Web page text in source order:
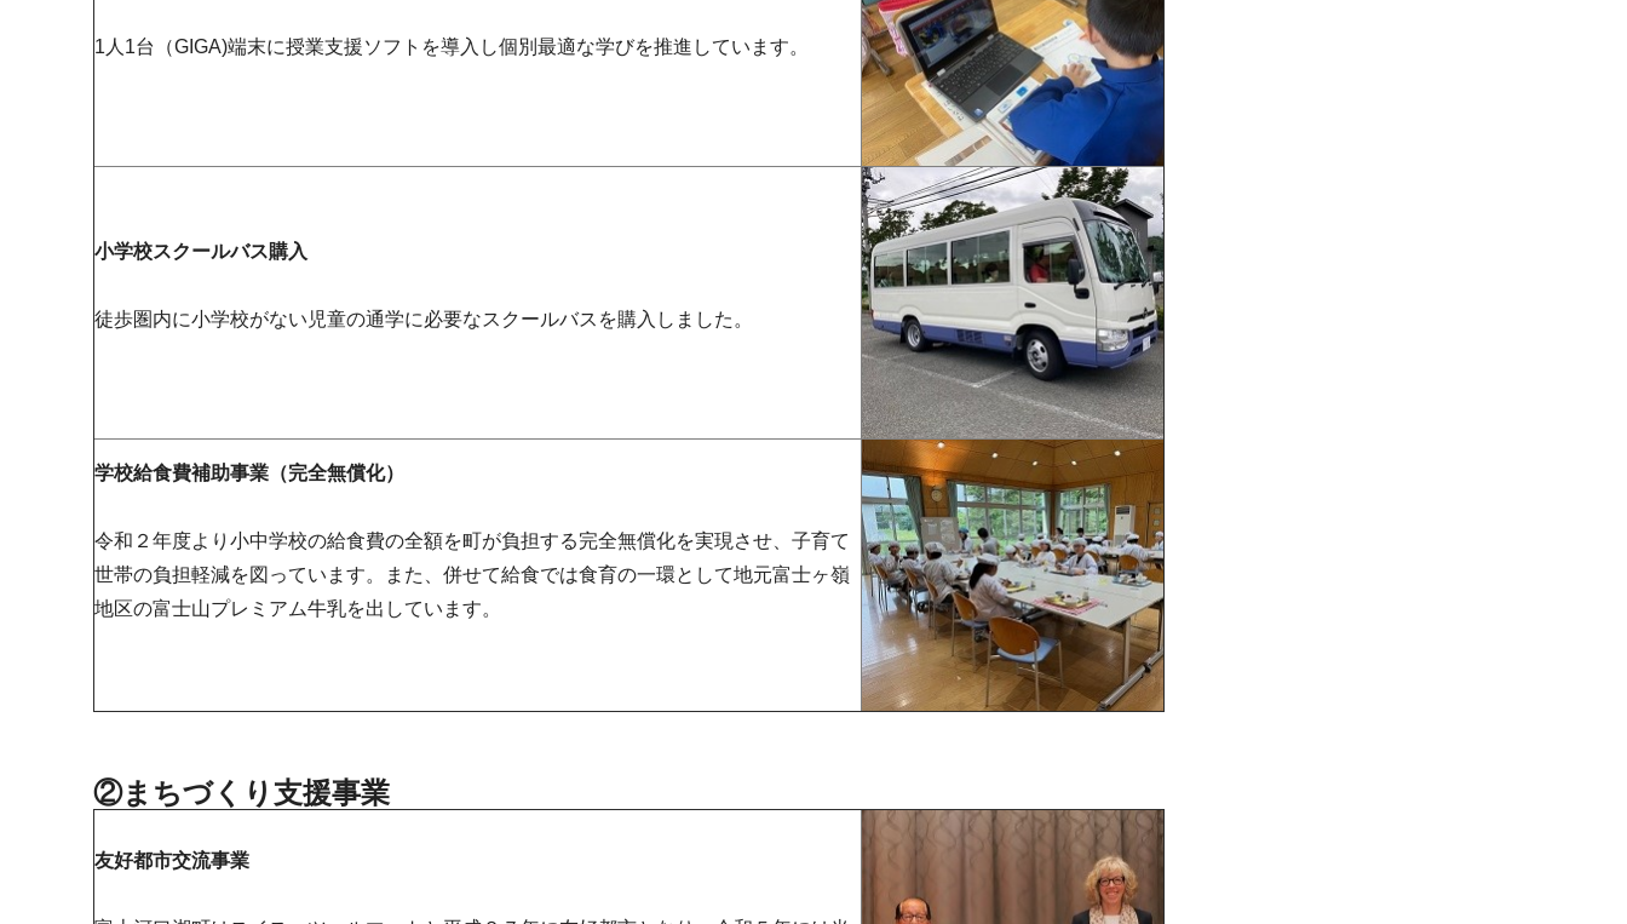
1人1台（GIGA)端末に授業支援ソフトを導入し個別最適な学びを推進しています。
小学校スクールバス購入
徒歩圏内に小学校がない児童の通学に必要なスクールバスを購入しました。
学校給食費補助事業（完全無償化）
令和２年度より小中学校の給食費の全額を町が負担する完全無償化を実現させ、子育て
世帯の負担軽減を図っています。また、併せて給食では食育の一環として地元富士ヶ嶺
地区の富士山プレミアム牛乳を出しています。
②まちづくり支援事業
友好都市交流事業